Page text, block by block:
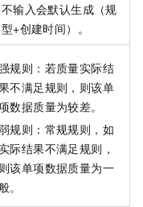
输入会默认生成（规
+创建时间）。
规则：若质量实际结
不满足规则，则该单
数据质量为较差。
规则：常规规则，如
实际结果不满足规则，
则该单项数据质量为一
。